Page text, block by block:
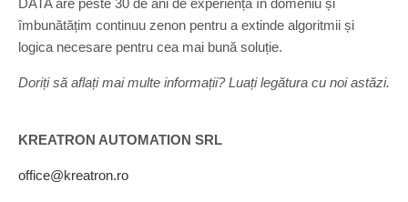
DATA are peste 30 de ani de experiență în domeniu și
îmbunătățim continuu zenon pentru a extinde algoritmii și
logica necesare pentru cea mai bună soluție.
Doriți să aflați mai multe informații? Luați legătura cu noi astăzi.
KREATRON AUTOMATION SRL
office@kreatron.ro